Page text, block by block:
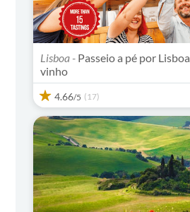
Lisboa - Passeio a pé por
vinho
4.66/5 (17)